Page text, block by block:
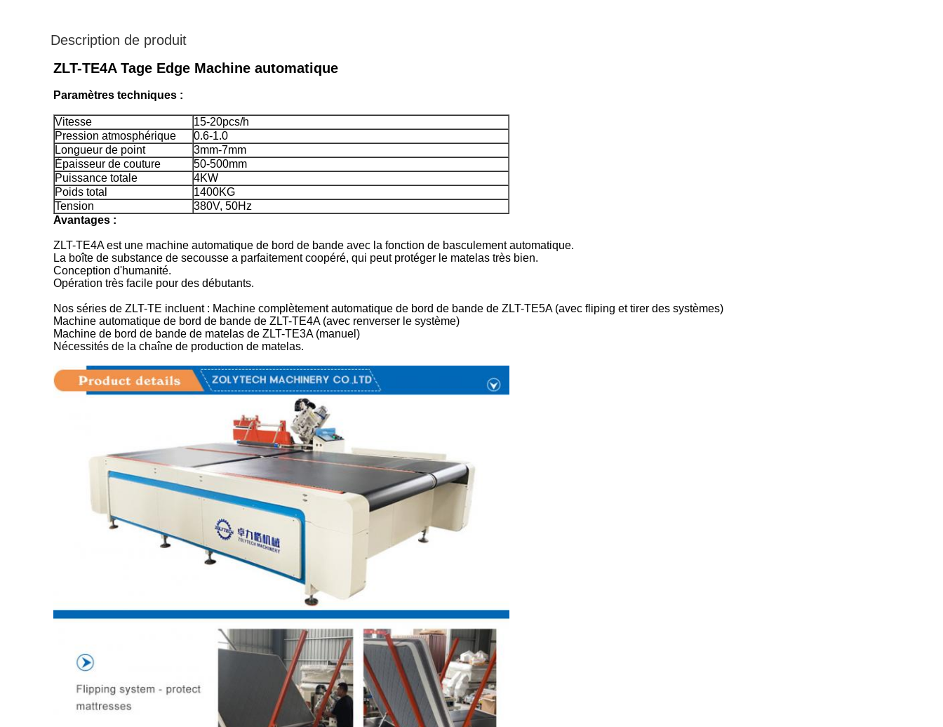
Description de produit
ZLT-TE4A Tage Edge Machine automatique
Paramètres techniques :
Vitesse
15-20pcs/h
Pression atmosphérique
0.6-1.0
Longueur de point
3mm-7mm
Épaisseur de couture
50-500mm
Puissance totale
4KW
Poids total
1400KG
Tension
380V, 50Hz
Avantages :
ZLT-TE4A est une machine automatique de bord de bande avec la fonction de basculement automatique.
La boîte de substance de secousse a parfaitement coopéré, qui peut protéger le matelas très bien.
Conception d'humanité.
Opération très facile pour des débutants.
Nos séries de ZLT-TE incluent : Machine complètement automatique de bord de bande de ZLT-TE5A (avec fliping et tirer des systèmes)
Machine automatique de bord de bande de ZLT-TE4A (avec renverser le système)
Machine de bord de bande de matelas de ZLT-TE3A (manuel)
Nécessités de la chaîne de production de matelas.